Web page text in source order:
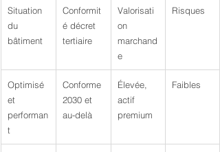
Situation
du
bâtiment
Conformit
é décret
tertiaire
Valorisati
on
marchand
e
Risques
Optimisé
et
performan
t
Conforme
2030 et
au-delà
Élevée,
actif
premium
Faibles